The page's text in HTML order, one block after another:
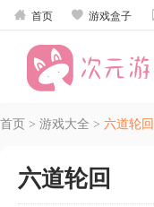
 首页  游戏盒子
首页 > 游戏大全 > 六道轮回
六道轮回